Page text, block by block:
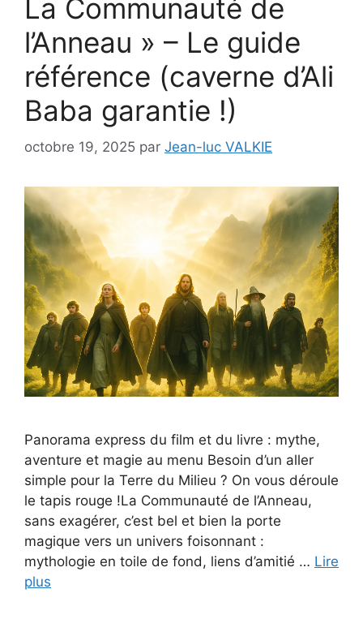
La Communauté de
l’Anneau » – Le guide
référence (caverne d’Ali
Baba garantie !)
octobre 19, 2025 par Jean-luc VALKIE
Panorama express du film et du livre : mythe,
aventure et magie au menu Besoin d’un aller
simple pour la Terre du Milieu ? On vous déroule
le tapis rouge !La Communauté de l’Anneau,
sans exagérer, c’est bel et bien la porte
magique vers un univers foisonnant :
mythologie en toile de fond, liens d’amitié … Lire
plus